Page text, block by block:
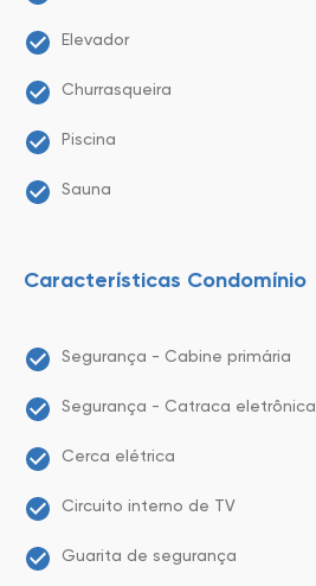
Elevador
Churrasqueira
Piscina
Sauna
Características Condomínio
Segurança - Cabine primária
Segurança - Catraca eletrônica
Cerca elétrica
Circuito interno de TV
Guarita de segurança